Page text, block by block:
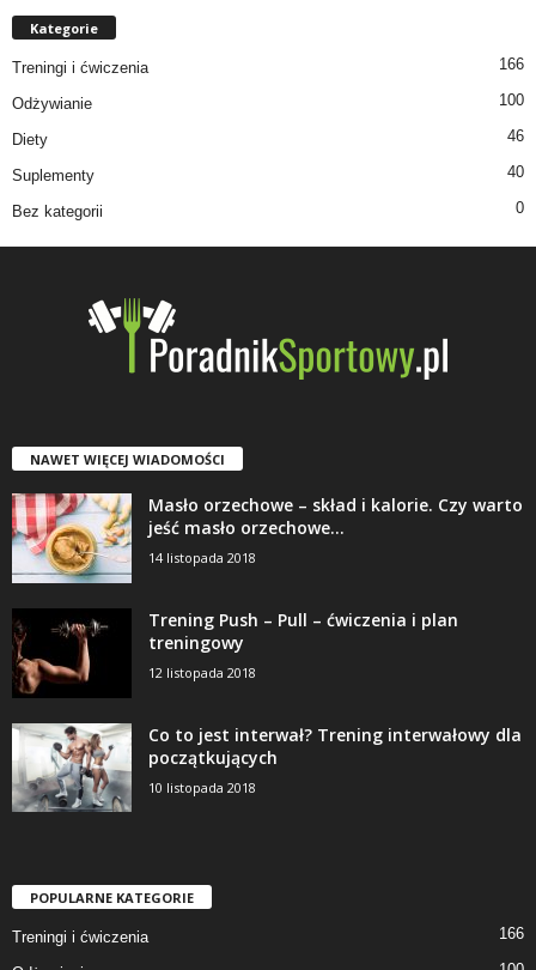
Kategorie
Treningi i ćwiczenia 166
Odżywianie 100
Diety 46
Suplementy 40
Bez kategorii 0
NAWET WIĘCEJ WIADOMOŚCI
Masło orzechowe – skład i kalorie. Czy warto
jeść masło orzechowe...
14 listopada 2018
Trening Push – Pull – ćwiczenia i plan
treningowy
12 listopada 2018
Co to jest interwał? Trening interwałowy dla
początkujących
10 listopada 2018
POPULARNE KATEGORIE
Treningi i ćwiczenia 166